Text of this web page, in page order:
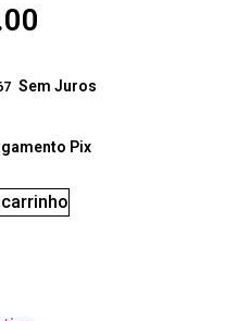
Sem Juros
Pix